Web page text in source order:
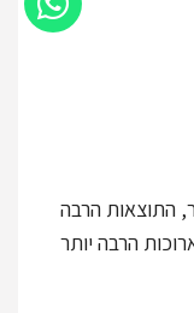
התוצאות הרבה
הרבה יותר